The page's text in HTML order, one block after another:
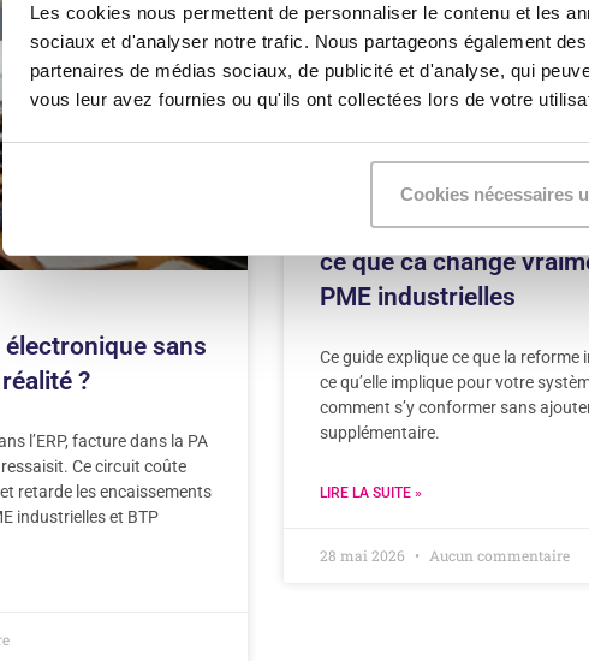
Les cookies nous permettent de personnaliser le contenu et les
sociaux et d'analyser notre trafic. Nous partageons également
partenaires de médias sociaux, de publicité et d'analyse, qui
vous leur avez fournies ou qu'ils ont collectées lors de votre
Cookies nécessaires
FACTURATION ÉLECTRONIQUE
sans
?
l’ERP, facture dans la PA
Ce circuit coûte
retarde les encaissements
industrielles et BTP
Facturation
ce que ca change
PME industrielles
Ce guide explique ce que la reforme
ce qu’elle implique pour votre
comment s’y conformer sans
supplémentaire.
LIRE LA SUITE »
28 mai 2026 Aucun commentaire